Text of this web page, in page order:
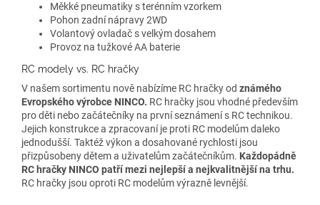
Měkké pneumatiky s terénním vzorkem
Pohon zadní nápravy 2WD
Volantový ovladač s velkým dosahem
Provoz na tužkové AA baterie
RC modely vs. RC hračky
V našem sortimentu nově nabízíme RC hračky od známého
Evropského výrobce NINCO. RC hračky jsou vhodné především
pro děti nebo začátečníky na první seznámení s RC technikou.
Jejich konstrukce a zpracovaní je proti RC modelům daleko
jednodušší. Taktéž výkon a dosahované rychlosti jsou
přizpůsobeny dětem a uživatelům začátečníkům. Každopádně
RC hračky NINCO patří mezi nejlepší a nejkvalitnější na trhu.
RC hračky jsou oproti RC modelům výrazně levnější.